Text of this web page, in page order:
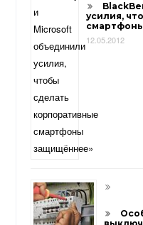
усилия,
12.05.2012